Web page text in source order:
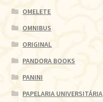
OMELETE
OMNIBUS
ORIGINAL
PANDORA BOOKS
PANINI
PAPELARIA UNIVERSITÁRIA